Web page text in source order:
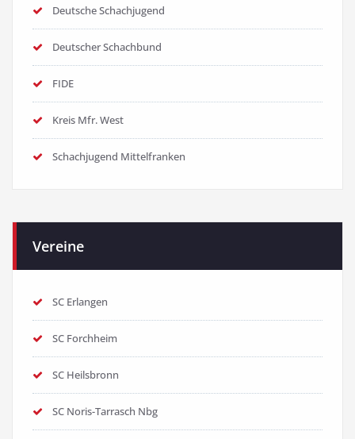
Deutsche Schachjugend
Deutscher Schachbund
FIDE
Kreis Mfr. West
Schachjugend Mittelfranken
Vereine
SC Erlangen
SC Forchheim
SC Heilsbronn
SC Noris-Tarrasch Nbg